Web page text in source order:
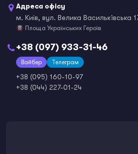
Адреса офісу
м. Київ, вул. Велика Васильківська
Площа Українських Героїв
+38 (097) 933-31-46
Вайбер Телеграм
+38 (095) 160-10-97
+38 (044) 227-01-24